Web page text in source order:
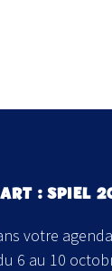
: SPIEL
votre
6 au 10